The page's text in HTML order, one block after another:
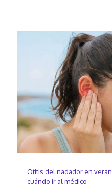
Otitis del nadador en
cuándo ir al médico